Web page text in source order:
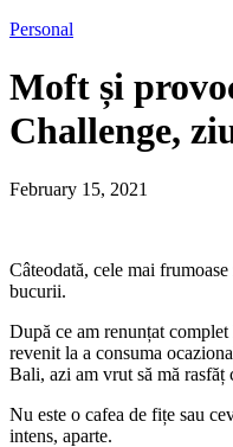
Personal
Moft și
Challenge,
February 15, 2021
Câteodată, cele mai
bucurii.
După ce am renunțat
revenit la a consuma
Bali, azi am vrut să mă rasfăț
Nu este o cafea de fițe sau
intens, aparte.